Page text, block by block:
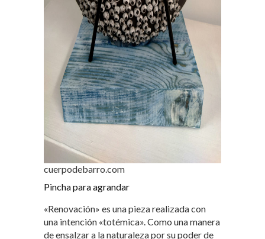
cuerpodebarro.com
Pincha para agrandar
«Renovación» es una pieza realizada con
una intención «totémica». Como una manera
de ensalzar a la naturaleza por su poder de